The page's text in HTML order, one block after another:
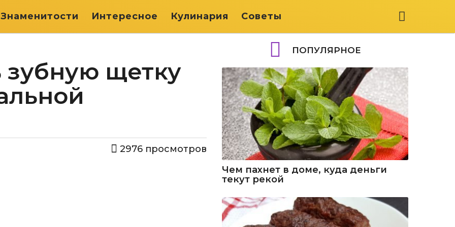
Знаменитости Интересное Кулинария Советы
зубную щетку
2976 просмотров
ПОПУЛЯРНОЕ
Чем пахнет в доме, куда деньги
текут рекой